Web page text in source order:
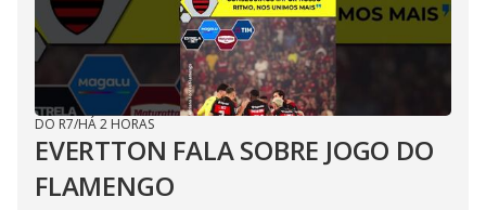
DO R7/HÁ 2 HORAS
EVERTTON FALA SOBRE JOGO DO
FLAMENGO